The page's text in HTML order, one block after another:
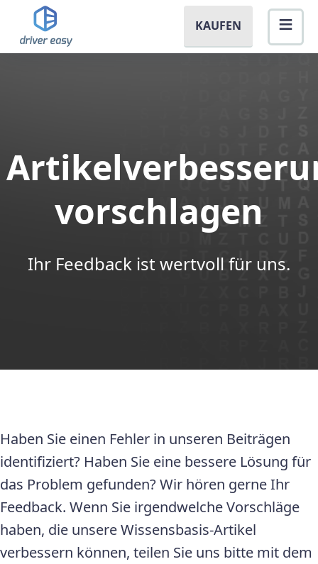
KAUFEN
vorschlagen
Ihr Feedback ist wertvoll für uns.
Haben Sie einen Fehler in unseren Beiträgen
identifiziert? Haben Sie eine bessere Lösung für
das Problem gefunden? Wir hören gerne Ihr
Feedback. Wenn Sie irgendwelche Vorschläge
haben, die unsere Wissensbasis-Artikel
verbessern können, teilen Sie uns bitte mit dem